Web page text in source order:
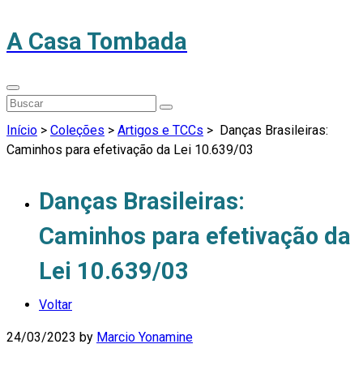
A Casa Tombada
Início > Coleções > Artigos e TCCs > Danças Brasileiras:
Caminhos para efetivação da Lei 10.639/03
Danças Brasileiras:
Caminhos para efetivação da
Lei 10.639/03
Voltar
24/03/2023 by Marcio Yonamine